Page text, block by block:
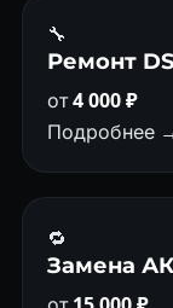
🔧
Ремонт
от4 000 ₽
Подробнее
🔁
Замена